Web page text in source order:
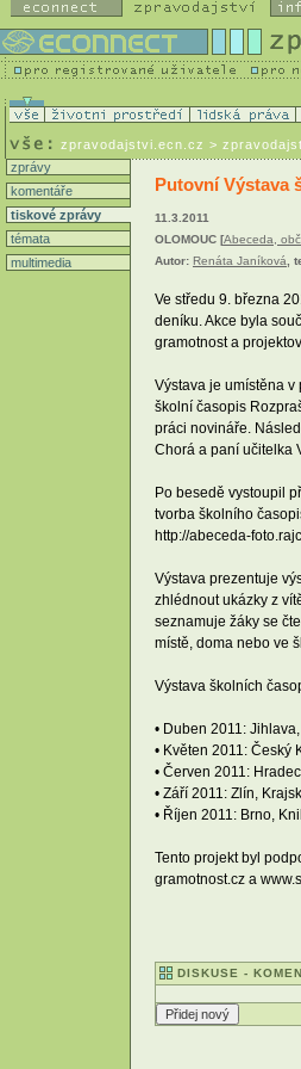
zpravodajstvi.ecn.cz >
zprávy
komentáře
tiskové zprávy
témata
multimedia
Putovní Výstava
11.3.2011
OLOMOUC [Abeceda,
Autor: Renáta Janíková,
Ve středu 9. března
deníku. Akce byla
gramotnost a
Výstava je umístěna v
školní časopis
práci novináře.
Chorá a paní učitelka
Po besedě vystoupil
tvorba školního
http://abeceda-
Výstava prezentuje
zhlédnout ukázky z
seznamuje žáky se
místě, doma nebo ve
Výstava školních
• Duben 2011:
• Květen 2011: Český
• Červen 2011:
• Září 2011: Zlín,
• Říjen 2011: Brno,
Tento projekt byl
gramotnost.cz a
DISKUSE -